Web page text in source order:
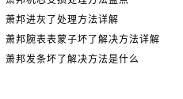
萧邦进灰了处理方法详解
萧邦腕表表蒙子坏了解决方法详解
萧邦发条坏了解决方法是什么